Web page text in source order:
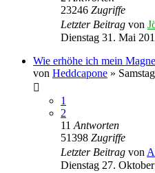
23246 Zugriffe
Letzter Beitrag von
Dienstag 31. Mai
Wie erhöhe ich mein
von Heddcapone »
1
2
11 Antworten
51398 Zugriffe
Letzter Beitrag von
Dienstag 27.